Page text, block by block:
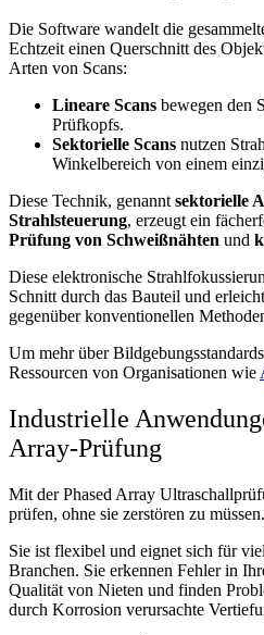
Die Software wandelt die
Echtzeit einen Querschnitt des
Arten von Scans:
Lineare Scans bewegen den
Prüfkopfs.
Sektorielle Scans nutzen
Winkelbereich von einem
Diese Technik, genannt sektorielle
Strahlsteuerung, erzeugt ein
Prüfung von Schweißnähten und
Diese elektronische
Schnitt durch das Bauteil und
gegenüber konventionellen
Um mehr über
Ressourcen von Organisationen wie
Industrielle
Array-Prüfung
Mit der Phased Array
prüfen, ohne sie zerstören zu müssen.
Sie ist flexibel und eignet sich für
Branchen. Sie erkennen Fehler in
Qualität von Nieten und finden
durch Korrosion verursachte